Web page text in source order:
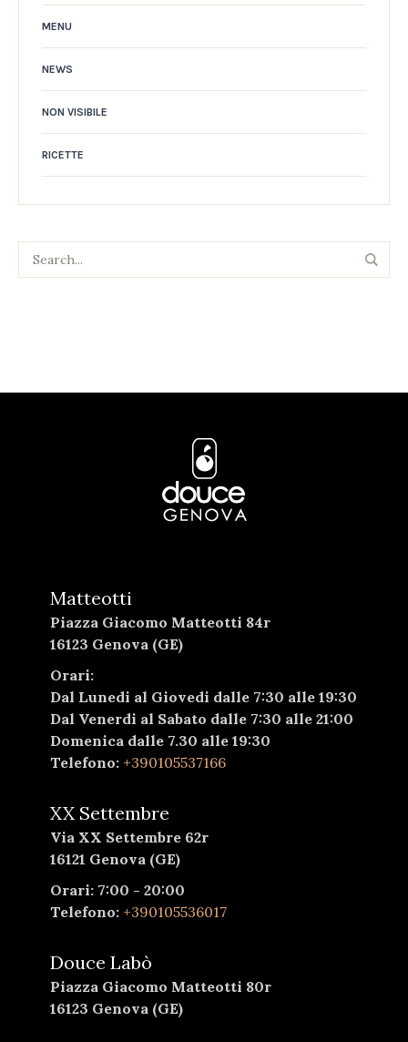
MENU
NEWS
NON VISIBILE
RICETTE
Matteotti
Piazza Giacomo Matteotti 84r
16123 Genova (GE)
Orari:
Dal Lunedi al Giovedi dalle 7:30 alle 19:30
Dal Venerdi al Sabato dalle 7:30 alle 21:00
Domenica dalle 7.30 alle 19:30
Telefono: +390105537166
XX Settembre
Via XX Settembre 62r
16121 Genova (GE)
Orari: 7:00 - 20:00
Telefono: +390105536017
Douce Labò
Piazza Giacomo Matteotti 80r
16123 Genova (GE)